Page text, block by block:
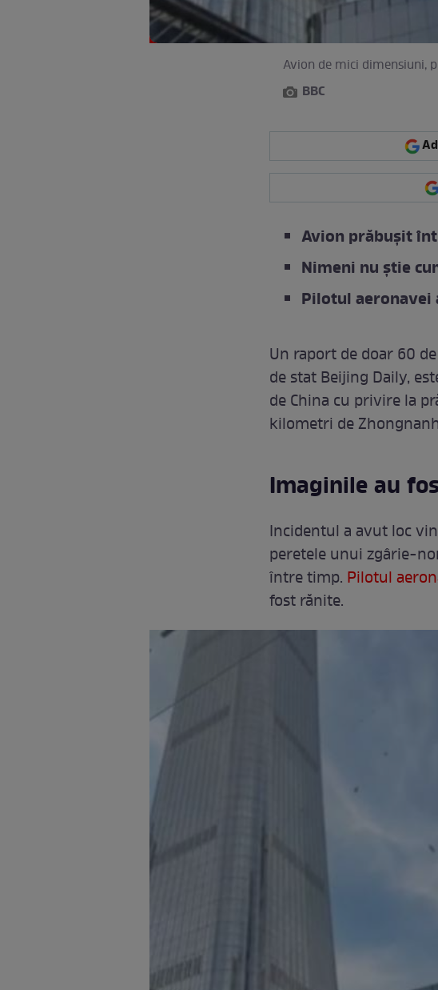
Avion de mici dimensiuni,
BBC
Avion prăbușit
Nimeni nu știe
Pilotul
Un raport de doar 60
de stat Beijing Daily,
de China cu privire la
kilometri de
Imaginile au
Incidentul a avut loc
peretele unui zgârie-
între timp. Pilotul
fost rănite.